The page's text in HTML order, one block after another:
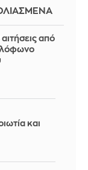
από
και